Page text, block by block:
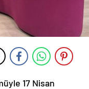
17 Nisan